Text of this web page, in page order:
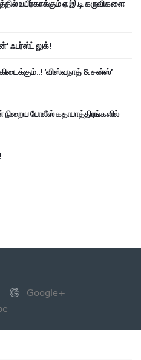
உயிர்காக்கும் ஏ.இ.டி கருவிகளை
ஃபர்ஸ்ட் லுக்!
‘விஸ்வநாத் & சன்ஸ்’
நிறைய போலீஸ் கதாபாத்திரங்களில்
Google+